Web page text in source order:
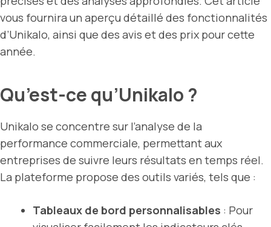
vous fournira un aperçu détaillé des fonctionnalités
d’Unikalo, ainsi que des avis et des prix pour cette
année.
Qu’est-ce qu’Unikalo ?
Unikalo se concentre sur l’analyse de la
performance commerciale, permettant aux
entreprises de suivre leurs résultats en temps réel.
La plateforme propose des outils variés, tels que :
Tableaux de bord personnalisables : Pour